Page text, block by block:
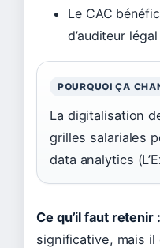
Le CAC
d’auditeur légal
POURQUOI ÇA
La digitalisation
grilles salariales
data analytics
Ce qu’il faut retenir :
significative, mais il